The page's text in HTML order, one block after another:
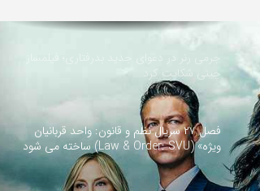
چینی شکایت کرد
فصل ۲۷ سریال نظم و قانون: واحد قربانیان
ویژه» (Law & Order: SVU) ساخته می شود